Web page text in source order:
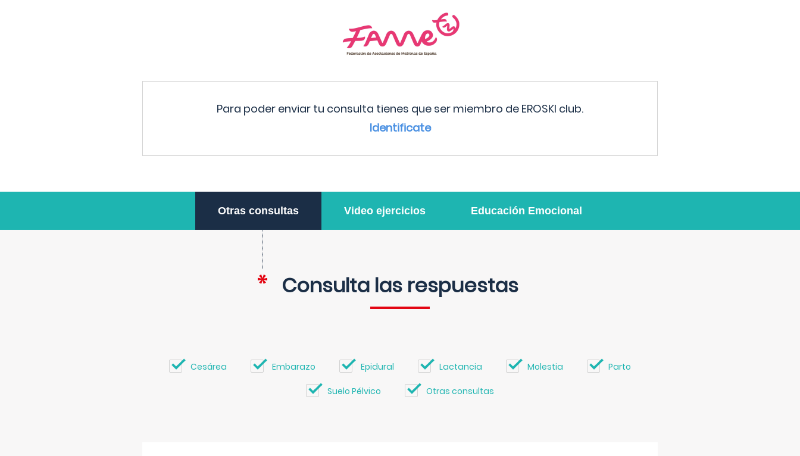
Para poder enviar tu consulta tienes que ser miembro de EROSKI club.
Identificate
Otras consultas Video ejercicios Educación Emocional
Consulta las respuestas
Cesárea Embarazo Epidural Lactancia Molestia Parto
Suelo Pélvico Otras consultas